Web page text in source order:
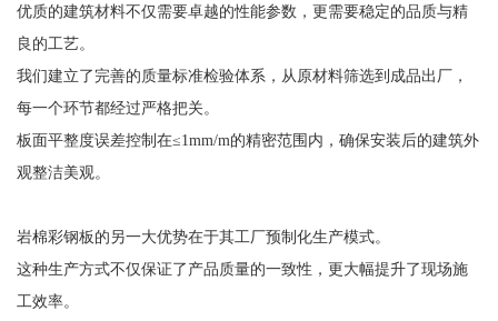
优质的建筑材料不仅需要卓越的性能参数，更需要稳定的品质与精
良的工艺。
我们建立了完善的质量标准检验体系，从原材料筛选到成品出厂，
每一个环节都经过严格把关。
板面平整度误差控制在≤1mm/m的精密范围内，确保安装后的建筑外
观整洁美观。
岩棉彩钢板的另一大优势在于其工厂预制化生产模式。
这种生产方式不仅保证了产品质量的一致性，更大幅提升了现场施
工效率。